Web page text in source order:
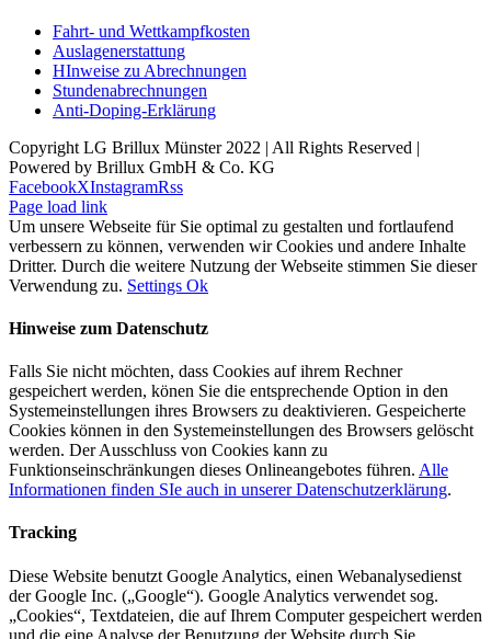
Fahrt- und Wettkampfkosten
Auslagenerstattung
HInweise zu Abrechnungen
Stundenabrechnungen
Anti-Doping-Erklärung
Copyright LG Brillux Münster 2022 | All Rights Reserved |
Powered by Brillux GmbH & Co. KG
FacebookXInstagramRss
Page load link
Um unsere Webseite für Sie optimal zu gestalten und fortlaufend
verbessern zu können, verwenden wir Cookies und andere Inhalte
Dritter. Durch die weitere Nutzung der Webseite stimmen Sie dieser
Verwendung zu. Settings Ok
Hinweise zum Datenschutz
Falls Sie nicht möchten, dass Cookies auf ihrem Rechner
gespeichert werden, könen Sie die entsprechende Option in den
Systemeinstellungen ihres Browsers zu deaktivieren. Gespeicherte
Cookies können in den Systemeinstellungen des Browsers gelöscht
werden. Der Ausschluss von Cookies kann zu
Funktionseinschränkungen dieses Onlineangebotes führen. Alle
Informationen finden SIe auch in unserer Datenschutzerklärung.
Tracking
Diese Website benutzt Google Analytics, einen Webanalysedienst
der Google Inc. („Google“). Google Analytics verwendet sog.
„Cookies“, Textdateien, die auf Ihrem Computer gespeichert werden
und die eine Analyse der Benutzung der Website durch Sie